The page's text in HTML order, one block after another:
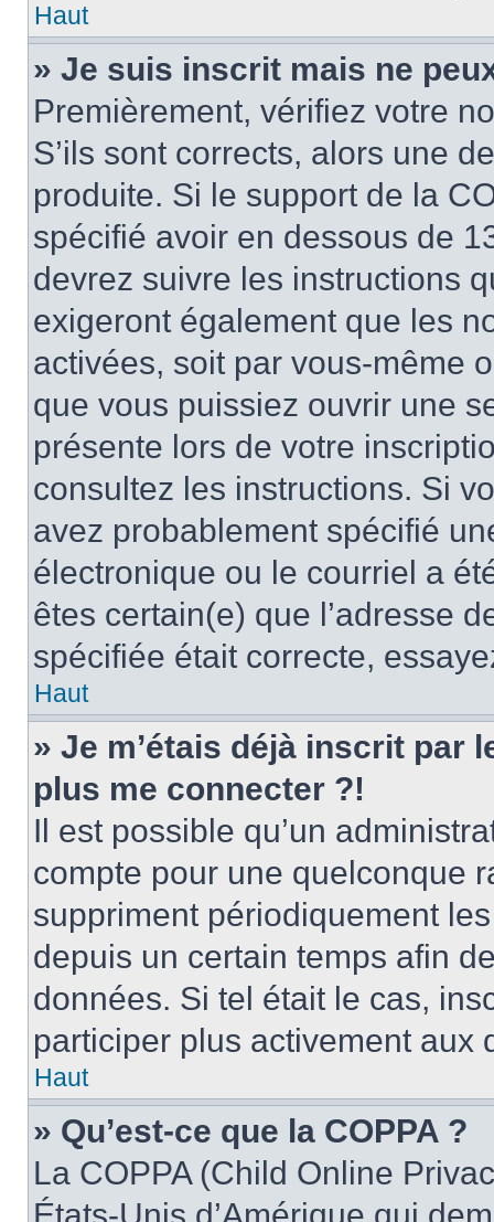
Haut
» Je suis inscrit mais ne
Premièrement, vérifiez votre
S’ils sont corrects, alors une
produite. Si le support de la
spécifié avoir en dessous de
devrez suivre les instructions
exigeront également que les
activées, soit par vous-même
que vous puissiez ouvrir une
présente lors de votre
consultez les instructions. Si
avez probablement spécifié
électronique ou le courriel a
êtes certain(e) que l’adresse
spécifiée était correcte,
Haut
» Je m’étais déjà inscrit par
plus me connecter ?!
Il est possible qu’un
compte pour une quelconque
suppriment périodiquement
depuis un certain temps afin
données. Si tel était le cas,
participer plus activement aux
Haut
» Qu’est-ce que la COPPA ?
La COPPA (Child Online